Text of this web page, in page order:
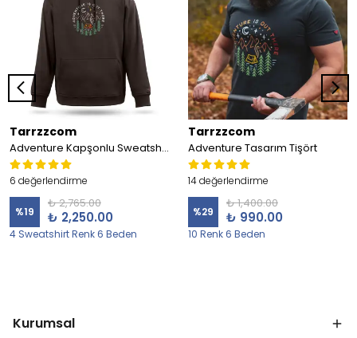
Tarrzzcom
Adventure Kapşonlu Sweatshirt
6 değerlendirme
%19
₺ 2,765.00
₺ 2,250.00
4 Sweatshirt Renk 6 Beden
Tarrzzcom
Adventure Tasarım Tişört
14 değerlendirme
%29
₺ 1,400.00
₺ 990.00
10 Renk 6 Beden
Kurumsal